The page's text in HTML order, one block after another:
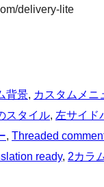
delivery-lite
背景, カスタムメニ
スタイル, 左サイド
, Threaded
ready, 2カラ